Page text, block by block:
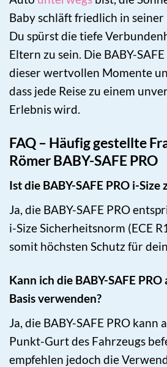
Baby schläft friedlich in seiner
Du spürst die tiefe
Eltern zu sein. Die BABY-
dieser wertvollen Momente
dass jede Reise zu einem
Erlebnis wird.
FAQ – Häufig gestellte
Römer BABY-SAFE PRO
Ist die BABY-SAFE PRO i-
Ja, die BABY-SAFE PRO
i-Size Sicherheitsnorm (ECE
somit höchsten Schutz für
Kann ich die BABY-SAFE
Basis verwenden?
Ja, die BABY-SAFE PRO kann
Punkt-Gurt des Fahrzeugs
empfehlen jedoch die